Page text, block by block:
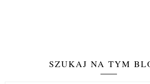
SZUKAJ NA TYM